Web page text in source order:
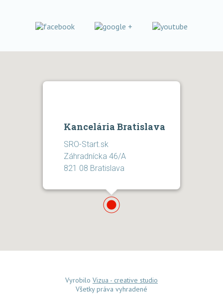
Kancelária Bratislava
SRO-Start.sk
Záhradnícka 46/A
821 08 Bratislava
Vyrobilo Vizua - creative studio
Všetky práva vyhradené